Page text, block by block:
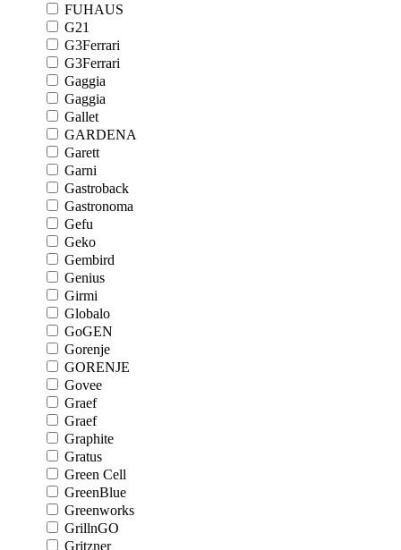
FUHAUS
G21
G3Ferrari
G3Ferrari
Gaggia
Gaggia
Gallet
GARDENA
Garett
Garni
Gastroback
Gastronoma
Gefu
Geko
Gembird
Genius
Girmi
Globalo
GoGEN
Gorenje
GORENJE
Govee
Graef
Graef
Graphite
Gratus
Green Cell
GreenBlue
Greenworks
GrillnGO
Gritzner